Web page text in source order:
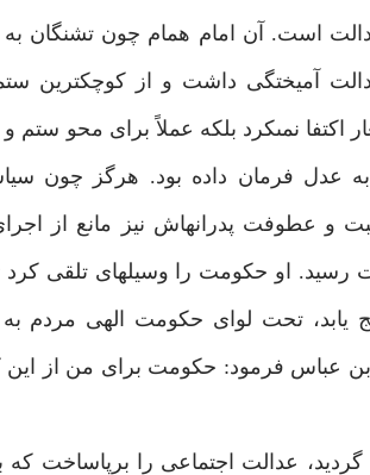
است. آن امام همام چون تشنگان به
آميختگى داشت و از كوچكترين
اكتفا نمى‏كرد بلكه عملاً براى محو ستم
عدل فرمان داده بود. هرگز چون
و عطوفت پدرانه‏اش نيز مانع از
رسيد. او حكومت را وسيله‏اى تلقى
يابد، تحت لواى حكومت الهى مردم
ابن عباس فرمود: حكومت براى من از
عدالت اجتماعى را برپاساخت